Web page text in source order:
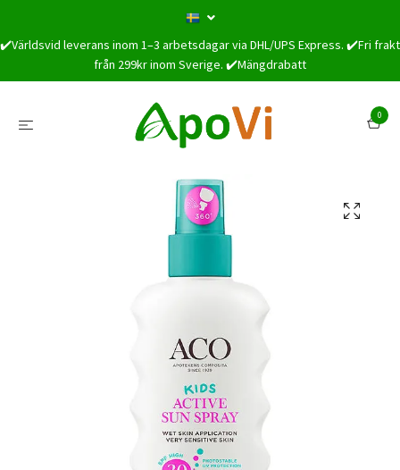
✔️Världsvid leverans inom 1–3 arbetsdagar via DHL/UPS Express. ✔️Fri frakt
från 299kr inom Sverige. ✔️Mängdrabatt
0